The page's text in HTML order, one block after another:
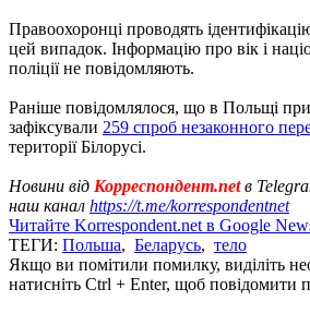
Правоохоронці проводять
цей випадок. Інформацію про вік і
поліції не повідомляють.
Раніше повідомлялося, що в Польщі
зафіксували 259 спроб незаконного
території Білорусі.
Новини від Корреспондент.netв
наш канал https://t.me/korrespondentnet
Читайте Korrespondent.net в Google
ТЕГИ: Польша, Беларусь, тело
Якщо ви помітили помилку, виділіть
натисніть Ctrl + Enter, щоб повідомити